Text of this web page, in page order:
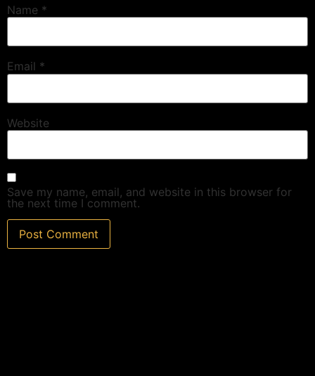
Name *
Email *
Website
Save my name, email, and website in this browser for
the next time I comment.